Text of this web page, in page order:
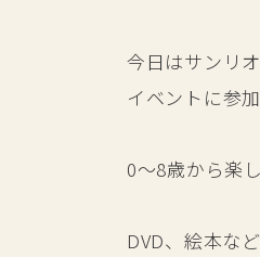
今日はサンリ
イベントに参
0～8歳から楽
DVD、絵本な